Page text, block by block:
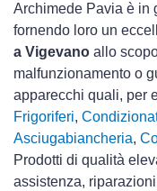
Archimede Pavia è in
fornendo loro un
a Vigevano allo
malfunzionamento o
apparecchi quali, per
Frigoriferi,
Asciugabiancheria,
Prodotti di qualità
assistenza,